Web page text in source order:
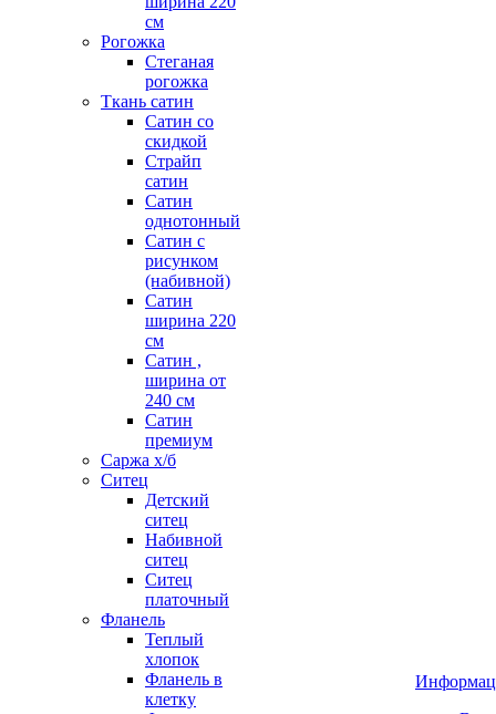
см
Рогожка
Стеганая
рогожка
Ткань сатин
Сатин со
скидкой
Страйп
сатин
Сатин
однотонный
Сатин с
рисунком
(набивной)
Сатин
ширина 220
см
Сатин ,
ширина от
240 см
Сатин
премиум
Саржа х/б
Ситец
Детский
ситец
Набивной
ситец
Ситец
платочный
Фланель
Теплый
хлопок
Фланель в
клетку